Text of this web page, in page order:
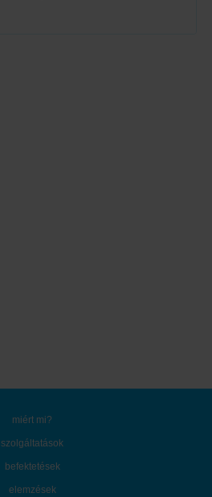
miért mi?
szolgáltatások
befektetések
elemzések